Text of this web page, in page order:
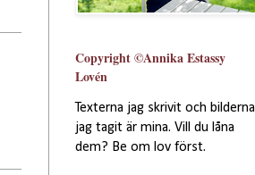
Copyright ©Annika Estassy
Lovén
Texterna jag skrivit och bilderna
jag tagit är mina. Vill du låna
dem? Be om lov först.